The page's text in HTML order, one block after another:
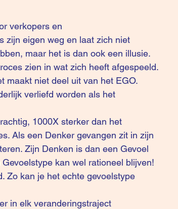
verkopers en
zijn eigen weg en laat zich niet
maar het is dan ook een illusie.
zien in wat zich heeft afgespeeld.
maakt niet deel uit van het EGO.
verliefd worden als het
1000X sterker dan het
Als een Denker gevangen zit in zijn
Zijn Denken is dan een Gevoel
kan wel rationeel blijven!
Zo kan je het echte gevoelstype
in elk veranderingstraject